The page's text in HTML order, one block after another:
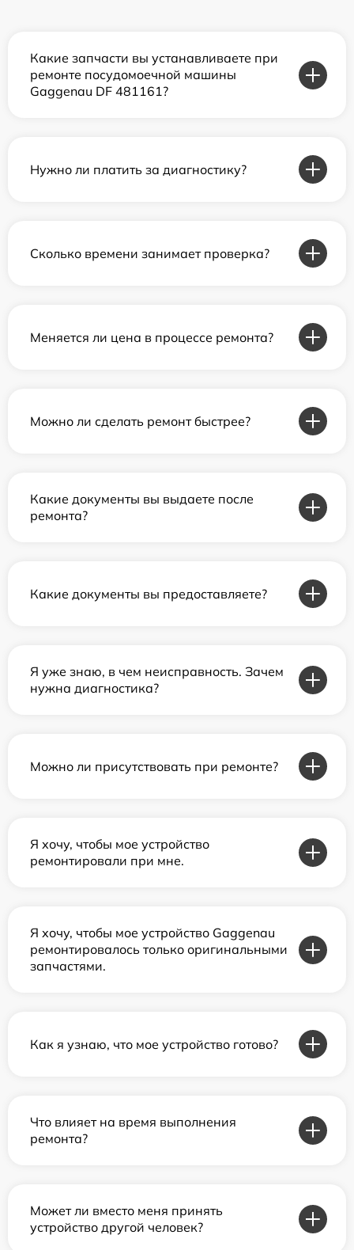
Какие запчасти вы устанавливаете при
ремонте посудомоечной машины
Gaggenau DF 481161?
Нужно ли платить за диагностику?
Сколько времени занимает проверка?
Меняется ли цена в процессе ремонта?
Можно ли сделать ремонт быстрее?
Какие документы вы выдаете после
ремонта?
Какие документы вы предоставляете?
Я уже знаю, в чем неисправность. Зачем
нужна диагностика?
Можно ли присутствовать при ремонте?
Я хочу, чтобы мое устройство
ремонтировали при мне.
Я хочу, чтобы мое устройство Gaggenau
ремонтировалось только оригинальными
запчастями.
Как я узнаю, что мое устройство готово?
Что влияет на время выполнения
ремонта?
Может ли вместо меня принять
устройство другой человек?